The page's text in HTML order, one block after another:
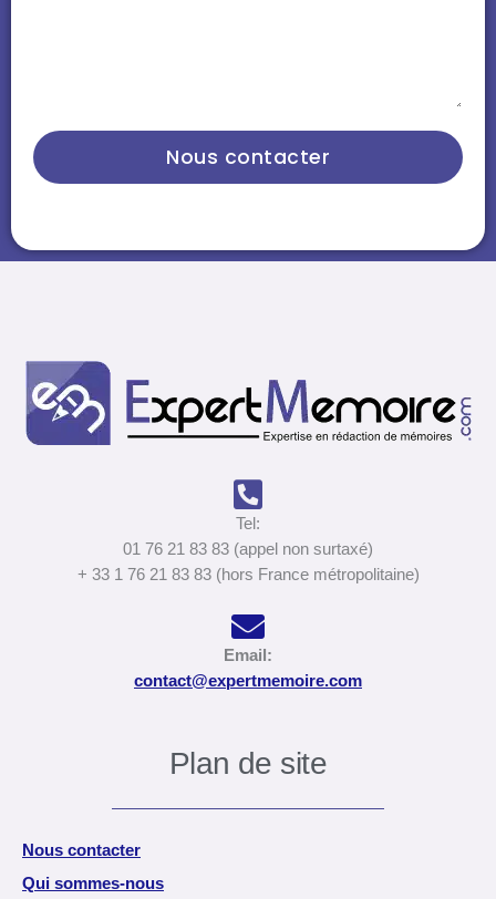
Nous contacter
Tel:
01 76 21 83 83 (appel non surtaxé)
+ 33 1 76 21 83 83 (hors France métropolitaine)
Email:
contact@expertmemoire.com
Plan de site
Nous contacter
Qui sommes-nous